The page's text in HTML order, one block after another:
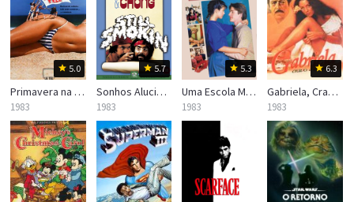
5.0
Primavera na Pele
1983
5.7
Sonhos Alucinantes de Cheech e Chong
1983
5.3
Uma Escola Muito Especial, Para Garotas
1983
6.3
Gabriela, Cravo e Canela
1983